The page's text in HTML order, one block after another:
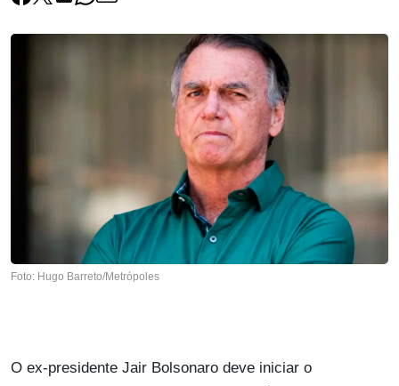
Foto: Hugo Barreto/Metrópoles
O ex-presidente Jair Bolsonaro deve iniciar o